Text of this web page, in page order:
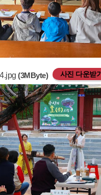
(3MByte) 사진 다운받기